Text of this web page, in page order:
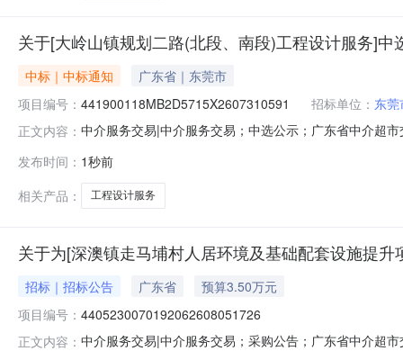
关于[大岭山镇规划二路(北段、南段)工程设计服务]中
中标｜中标通知
广东省｜东莞市
项目编号： 441900118MB2D5715X2607310591 招标单位： 东
正文内容： 中介服务交易|中介服务交易；中选公示；广东省中介超
明：参考工程勘察设计收费标准（2002版），下浮不低
研
发布时间： 1秒前
相关产品：
工程设计服务
关于为[深澳镇走马埔村人居环境及基础配套设施提
招标｜招标公告 广东省
预算3.50万元
项目编号： 4405230070192062608051726
正文内容： 中介服务交易|中介服务交易；采购公告；广东省中介超